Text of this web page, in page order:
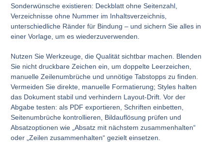
Sonderwünsche existieren: Deckblatt ohne Seitenzahl,
Verzeichnisse ohne Nummer im Inhaltsverzeichnis,
unterschiedliche Ränder für Bindung – und sichern Sie alles in
einer Vorlage, um es wiederzuverwenden.
Nutzen Sie Werkzeuge, die Qualität sichtbar machen. Blenden
Sie nicht druckbare Zeichen ein, um doppelte Leerzeichen,
manuelle Zeilenumbrüche und unnötige Tabstopps zu finden.
Vermeiden Sie direkte, manuelle Formatierung; Styles halten
das Dokument stabil und verhindern Layout-Drift. Vor der
Abgabe testen: als PDF exportieren, Schriften einbetten,
Seitenumbrüche kontrollieren, Bildauflösung prüfen und
Absatzoptionen wie „Absatz mit nächstem zusammenhalten“
oder „Zeilen zusammenhalten“ gezielt einsetzen.